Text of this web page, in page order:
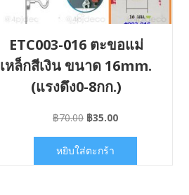
ETC003-016 ตะขอแม่
เหล็กสีเงิน ขนาด 16mm.
(แรงดึง0-8กก.)
฿70.00 Original
was:
฿35.00Current
หยิบใส่ตะกร้า